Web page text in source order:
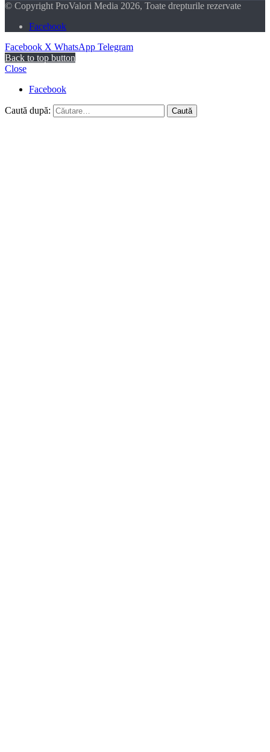
© Copyright ProValori Media 2026, Toate drepturile rezervate
Facebook
Facebook X WhatsApp Telegram
Back to top button
Close
Facebook
Caută după: